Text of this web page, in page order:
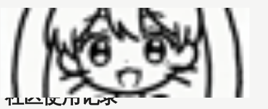
哈基榜
搜索
创建模板
返回模版
社区使用记录